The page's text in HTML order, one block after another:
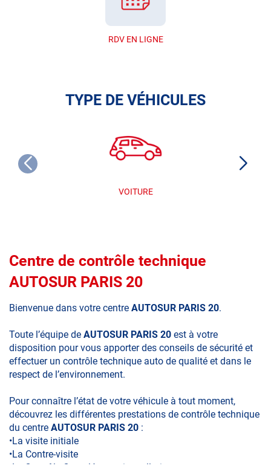
RDV EN LIGNE
TYPE DE VÉHICULES
VOITURE
Centre de contrôle technique
AUTOSUR PARIS 20
Bienvenue dans votre centre AUTOSUR PARIS 20.
Toute l’équipe de AUTOSUR PARIS 20 est à votre
disposition pour vous apporter des conseils de sécurité et
effectuer un contrôle technique auto de qualité et dans le
respect de l’environnement.
Pour connaître l’état de votre véhicule à tout moment,
découvrez les différentes prestations de contrôle technique
du centre AUTOSUR PARIS 20 :
•La visite initiale
•La Contre-visite